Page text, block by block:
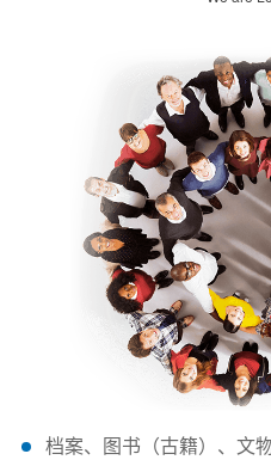
档案、图书（古籍）、文